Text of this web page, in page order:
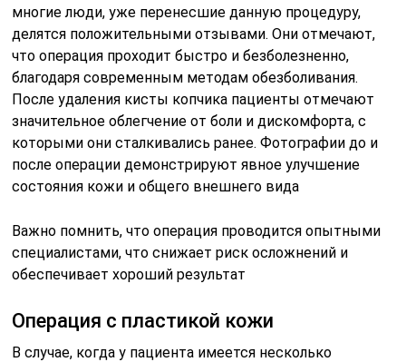
многие люди, уже перенесшие данную процедуру,
делятся положительными отзывами. Они отмечают,
что операция проходит быстро и безболезненно,
благодаря современным методам обезболивания.
После удаления кисты копчика пациенты отмечают
значительное облегчение от боли и дискомфорта, с
которыми они сталкивались ранее. Фотографии до и
после операции демонстрируют явное улучшение
состояния кожи и общего внешнего вида
Важно помнить, что операция проводится опытными
специалистами, что снижает риск осложнений и
обеспечивает хороший результат
Операция с пластикой кожи
В случае, когда у пациента имеется несколько